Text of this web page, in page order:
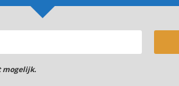
mogelijk.